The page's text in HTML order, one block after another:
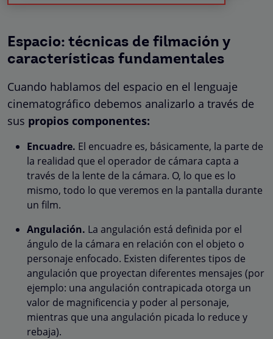
Espacio: técnicas de filmación y
características fundamentales
Cuando hablamos del espacio en el lenguaje
cinematográfico debemos analizarlo a través de
sus propios componentes:
Encuadre. El encuadre es, básicamente, la parte de
la realidad que el operador de cámara capta a
través de la lente de la cámara. O, lo que es lo
mismo, todo lo que veremos en la pantalla durante
un film.
Angulación. La angulación está definida por el
ángulo de la cámara en relación con el objeto o
personaje enfocado. Existen diferentes tipos de
angulación que proyectan diferentes mensajes (por
ejemplo: una angulación contrapicada otorga un
valor de magnificencia y poder al personaje,
mientras que una angulación picada lo reduce y
rebaja).